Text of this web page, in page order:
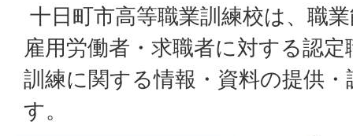
十日町市高等職業訓練校は、職
雇用労働者・求職者に対する認
訓練に関する情報・資料の提供
す。